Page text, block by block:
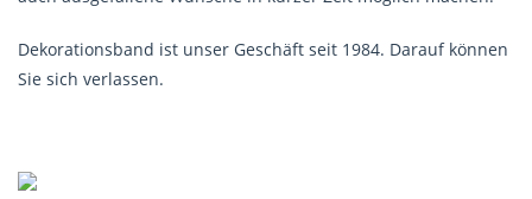
Dekorationsband ist unser Geschäft seit 1984. Darauf können
Sie sich verlassen.